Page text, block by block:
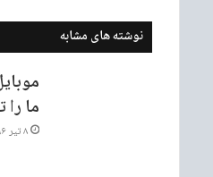
نوشته های مشابه
ما را
۸ تیر ۱۳۹۶